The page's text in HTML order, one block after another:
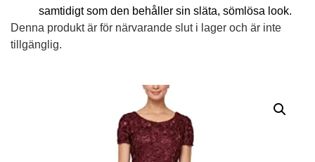
samtidigt som den behåller sin släta, sömlösa look.
Denna produkt är för närvarande slut i lager och är inte
tillgänglig.